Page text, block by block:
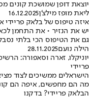
יוצאת דופן שמושכת קונים
ליאת מופז מילצ'ן16.12.2025
איזה טיפוס של בלאק פריידי
יש את הנזיר • את התחמן
גם את הטיפוס הכי בלתי
הילה נועם28.11.2025
יוניקלו, זארה וסאפורה:
פריידי
הישראלים ממשיכים לצוד
מה הם מחפשים, איפה הם
הבלאק פריידי? בדקנו